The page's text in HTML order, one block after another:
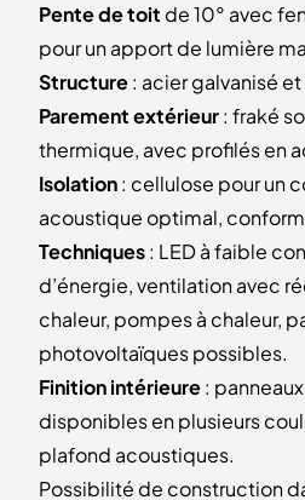
Pente de toit de 10° avec
pour un apport de lumière
Structure: acier galvanisé
Parement extérieur: fraké
thermique, avec profilés en
Isolation: cellulose pour un
acoustique optimal,
Techniques: LED à faible
d’énergie, ventilation avec
chaleur, pompes à chaleur,
photovoltaïques possibles.
Finition intérieure:
disponibles en plusieurs
plafond acoustiques.
Possibilité de construction